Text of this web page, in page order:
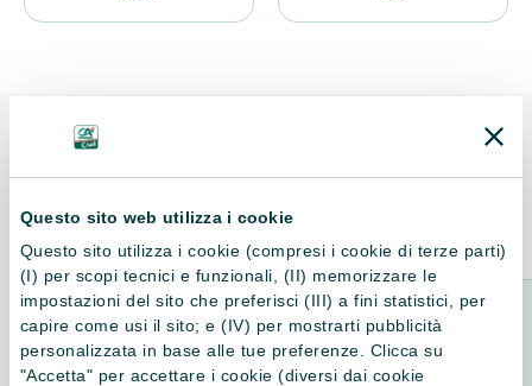
Questo sito web utilizza i cookie
Questo sito utilizza i cookie (compresi i cookie di terze parti)
(I) per scopi tecnici e funzionali, (II) memorizzare le
impostazioni del sito che preferisci (III) a fini statistici, per
capire come usi il sito; e (IV) per mostrarti pubblicità
personalizzata in base alle tue preferenze. Clicca su
"Accetta" per accettare i cookie (diversi dai cookie
Consigliati per te